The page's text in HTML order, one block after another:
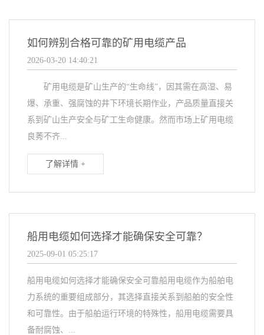
如何辨别合格可靠的矿用电缆产品
2026-03-20 14:40:21
矿用电缆是矿山生产的“生命线”，因其需在高湿、易
爆、承重、强腐蚀的井下环境长期作业，产品质量直接关
系到矿山生产安全与矿工生命健康。然而市场上矿用电缆
良莠不齐...
了解详情 +
船用电缆如何选择才能确保安全可靠？
2025-09-01 05:25:17
船用电缆如何选择才能确保安全可靠船用电缆作为船舶电
力系统的重要组成部分，其选择直接关系到船舶的安全性
和可靠性。由于船舶运行环境的特殊性，船用电缆需要具
备耐腐蚀、...